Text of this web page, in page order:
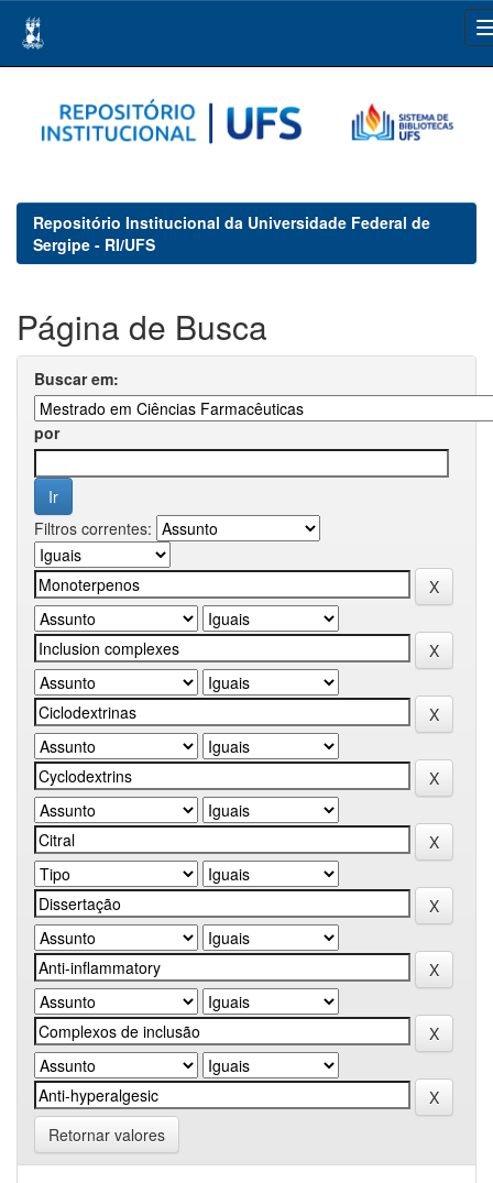
navigation
Repositório Institucional da Universidade Federal de
Sergipe - RI/UFS
Página de Busca
Buscar em:
por
Filtros correntes:
Retornar valores